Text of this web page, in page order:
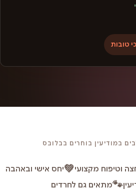
טובות
במודיעין בוחרים בבלובס
וטיפוח מקצועי💚יחס אישי ובאהבה
🐾מתאים גם לחרדים